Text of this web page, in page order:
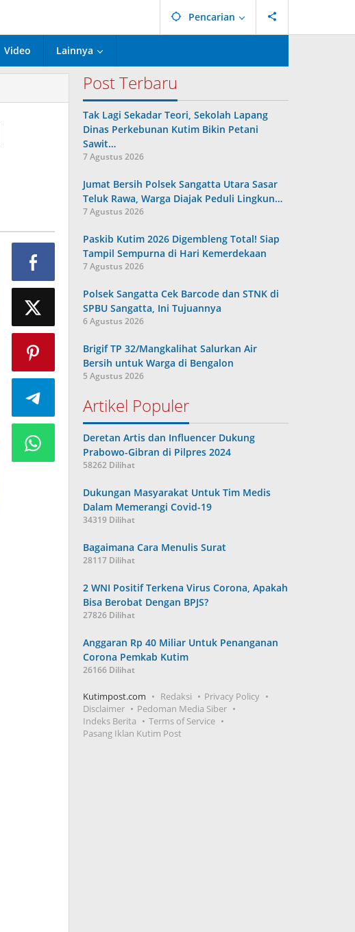
Pencarian
Video Lainnya
Post Terbaru
Tak Lagi Sekadar Teori, Sekolah Lapang
Dinas Perkebunan Kutim Bikin Petani
Sawit…
7 Agustus 2026
Jumat Bersih Polsek Sangatta Utara Sasar
Teluk Rawa, Warga Diajak Peduli Lingkun…
7 Agustus 2026
Paskib Kutim 2026 Digembleng Total! Siap
Tampil Sempurna di Hari Kemerdekaan
7 Agustus 2026
Polsek Sangatta Cek Barcode dan STNK di
SPBU Sangatta, Ini Tujuannya
6 Agustus 2026
Brigif TP 32/Mangkalihat Salurkan Air
Bersih untuk Warga di Bengalon
5 Agustus 2026
Artikel Populer
Deretan Artis dan Influencer Dukung
Prabowo-Gibran di Pilpres 2024
58262 Dilihat
Dukungan Masyarakat Untuk Tim Medis
Dalam Memerangi Covid-19
34319 Dilihat
Bagaimana Cara Menulis Surat
28117 Dilihat
2 WNI Positif Terkena Virus Corona, Apakah
Bisa Berobat Dengan BPJS?
27826 Dilihat
Anggaran Rp 40 Miliar Untuk Penanganan
Corona Pemkab Kutim
26166 Dilihat
Kutimpost.com Redaksi
Privacy Policy
Disclaimer
Pedoman Media Siber
Indeks Berita
Terms of Service
Pasang Iklan Kutim Post